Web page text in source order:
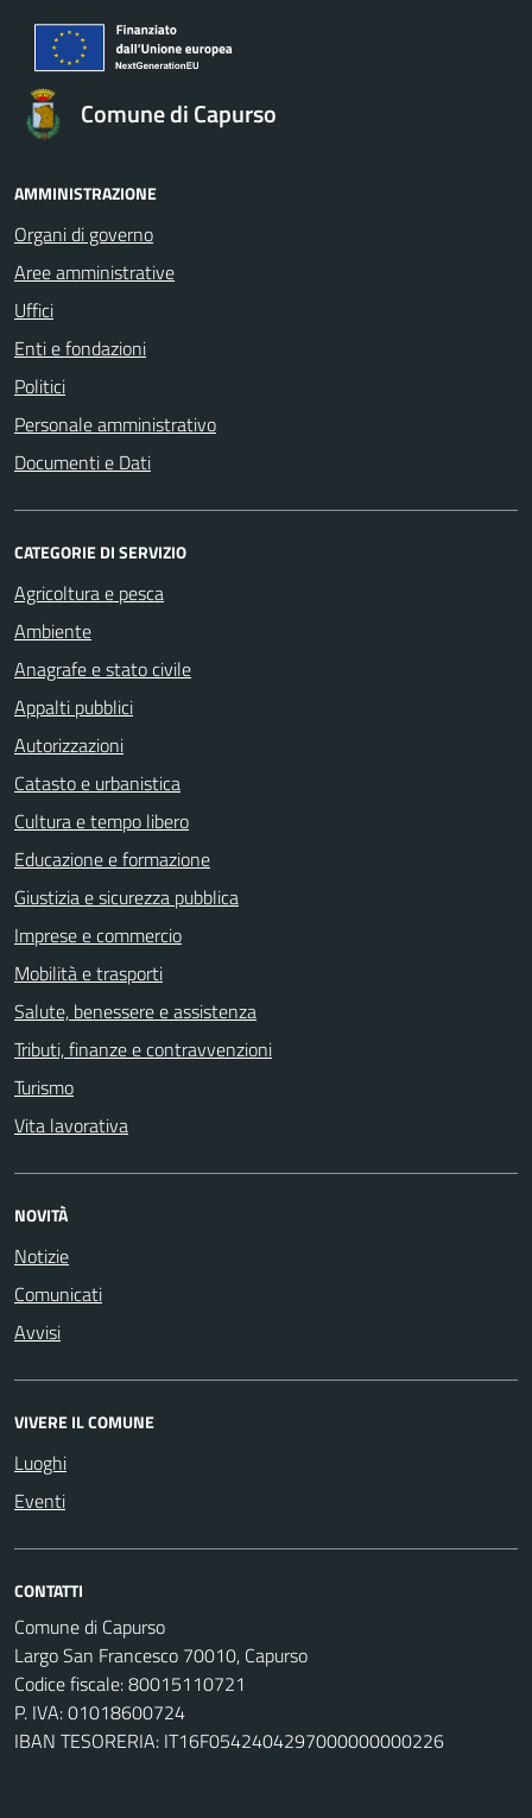
Comune di Capurso
AMMINISTRAZIONE
Organi di governo
Aree amministrative
Uffici
Enti e fondazioni
Politici
Personale amministrativo
Documenti e Dati
CATEGORIE DI SERVIZIO
Agricoltura e pesca
Ambiente
Anagrafe e stato civile
Appalti pubblici
Autorizzazioni
Catasto e urbanistica
Cultura e tempo libero
Educazione e formazione
Giustizia e sicurezza pubblica
Imprese e commercio
Mobilità e trasporti
Salute, benessere e assistenza
Tributi, finanze e contravvenzioni
Turismo
Vita lavorativa
NOVITÀ
Notizie
Comunicati
Avvisi
VIVERE IL COMUNE
Luoghi
Eventi
CONTATTI
Comune di Capurso
Largo San Francesco 70010, Capurso
Codice fiscale: 80015110721
P. IVA: 01018600724
IBAN TESORERIA: IT16F0542404297000000000226